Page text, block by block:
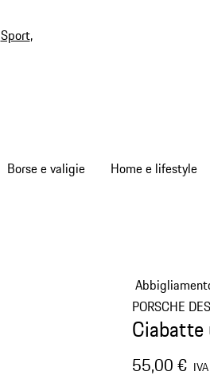
Sport,
Borse e valigie Home e lifestyle
PORSCHE
Ciabatte
55,00 €